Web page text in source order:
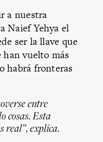
a nuestra
Naief Yehya el
ser la llave que
han vuelto más
habrá fronteras
entre
cosas. Esta
real”, explica.